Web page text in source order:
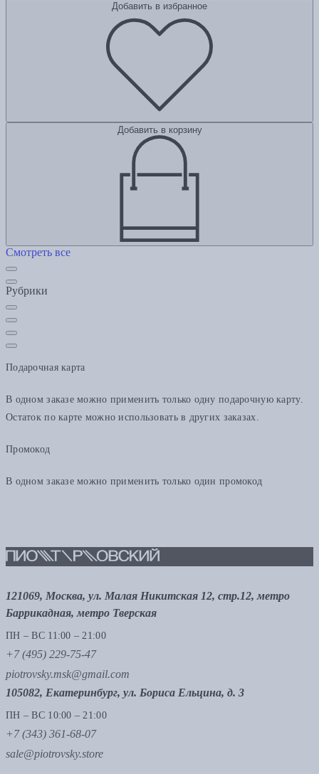
Добавить в избранное
Добавить в корзину
Смотреть все
Рубрики
Подарочная карта
В одном заказе можно применить только одну подарочную карту.
Остаток по карте можно использовать в других заказах.
Промокод
В одном заказе можно применить только один промокод
121069, Москва, ул. Малая Никитская 12, стр.12, метро
Баррикадная, метро Тверская
ПН – ВС 11:00 – 21:00
+7 (495) 229-75-47
piotrovsky.msk@gmail.com
105082, Екатеринбург, ул. Бориса Ельцина, д. 3
ПН – ВС 10:00 – 21:00
+7 (343) 361-68-07
sale@piotrovsky.store